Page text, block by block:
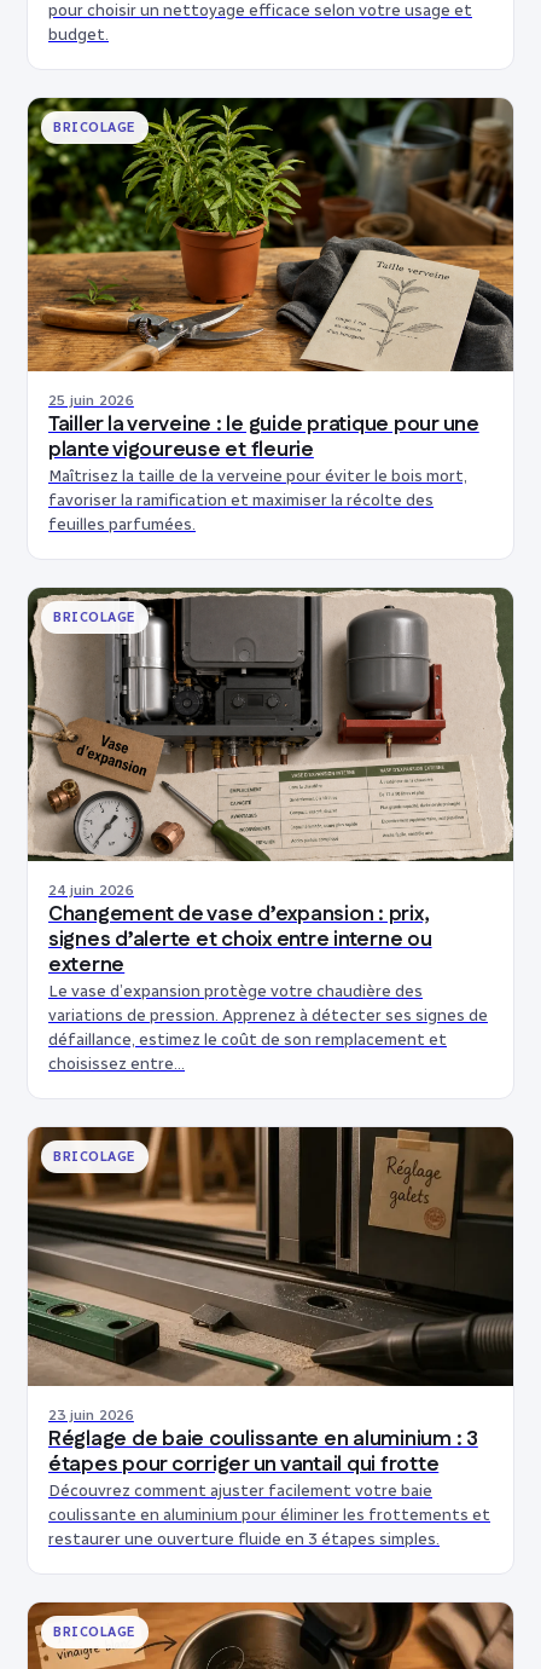
pour choisir un nettoyage efficace selon votre usage et
budget.
BRICOLAGE
Tailler la verveine : le guide pratique pour une
plante vigoureuse et fleurie
25 juin 2026
Maîtrisez la taille de la verveine pour éviter le bois mort,
favoriser la ramification et maximiser la récolte des
feuilles parfumées.
BRICOLAGE
Changement de vase d’expansion : prix,
signes d’alerte et choix entre interne ou
externe
24 juin 2026
Le vase d’expansion protège votre chaudière des
variations de pression. Apprenez à détecter ses signes de
défaillance, estimez le coût de son remplacement et
choisissez entre…
BRICOLAGE
Réglage de baie coulissante en aluminium : 3
étapes pour corriger un vantail qui frotte
23 juin 2026
Découvrez comment ajuster facilement votre baie
coulissante en aluminium pour éliminer les frottements et
restaurer une ouverture fluide en 3 étapes simples.
BRICOLAGE